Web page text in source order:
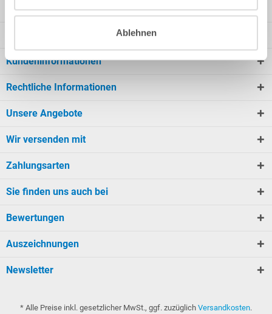
Ablehnen
Kontakt
Kundeninformationen
Rechtliche Informationen
Unsere Angebote
Wir versenden mit
Zahlungsarten
Sie finden uns auch bei
Bewertungen
Auszeichnungen
Newsletter
* Alle Preise inkl. gesetzlicher MwSt., ggf. zuzüglich Versandkosten.